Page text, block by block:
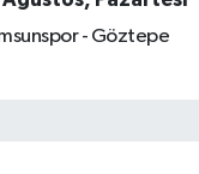
- Göztepe